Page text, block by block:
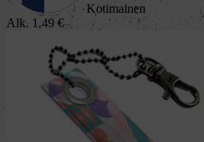
Kotimainen
Alk. 1,49 €